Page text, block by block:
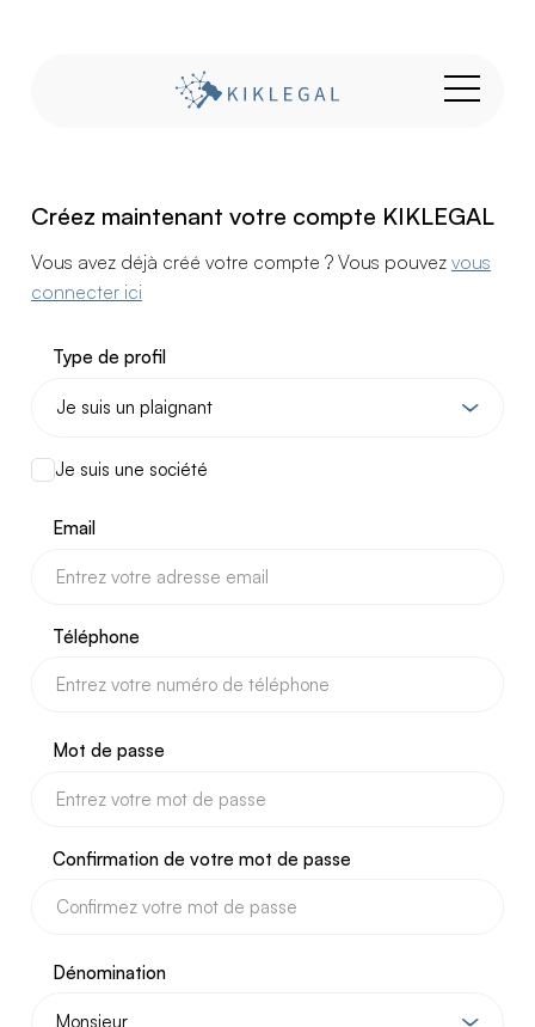
Créez maintenant votre compte KIKLEGAL
Vous avez déjà créé votre compte ? Vous pouvez vous
connecter ici
Type de profil
Je suis une société
Email
Téléphone
Mot de passe
Confirmation de votre mot de passe
Dénomination